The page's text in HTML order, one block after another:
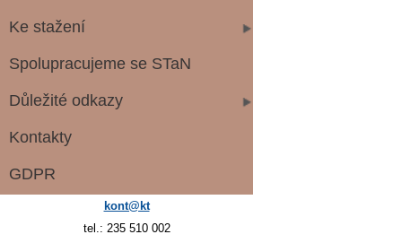
Ke stažení
Spolupracujeme se STaN
Důležité odkazy
Kontakty
GDPR
kont@kt
tel.: 235 510 002